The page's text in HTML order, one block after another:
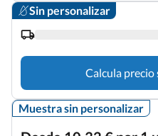
Sin personalizar
Calcula
Muestra sin personalizar